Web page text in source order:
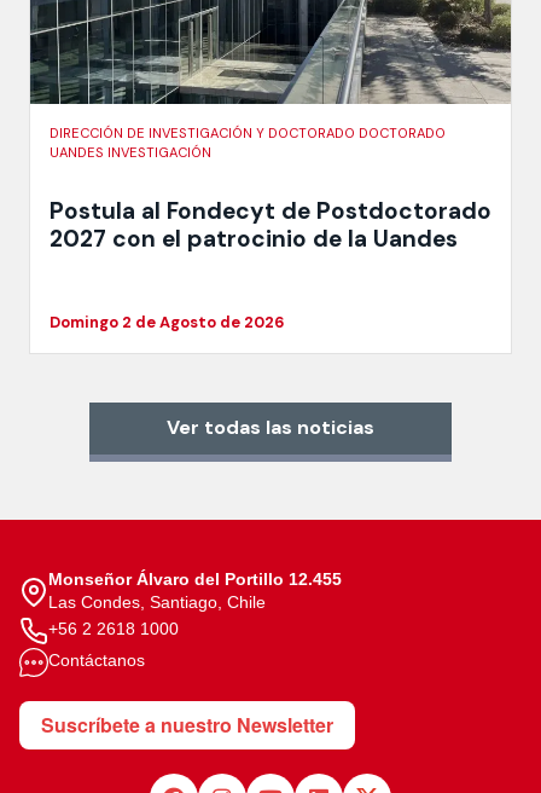
DIRECCIÓN DE INVESTIGACIÓN Y DOCTORADO DOCTORADO
UANDES INVESTIGACIÓN
Postula al Fondecyt de Postdoctorado
2027 con el patrocinio de la Uandes
Domingo 2 de Agosto de 2026
Ver todas las noticias
Monseñor Álvaro del Portillo 12.455
Las Condes, Santiago, Chile
+56 2 2618 1000
Contáctanos
Suscríbete a nuestro Newsletter